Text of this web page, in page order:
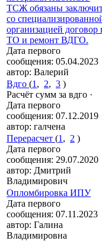
ТСЖ обязаны
со
организацией договор
ТО и ремонт ВДГО.
Дата первого
сообщения: 05.04.2023
автор: Валерий
Вдго (1 , 2, 3 )
Расчёт сумм за вдго ·
Дата первого
сообщения: 07.12.2019
автор: галчена
Перерасчет (1 , 2 )
Дата первого
сообщения: 29.07.2020
автор: Дмитрий
Владимирович
Опломбировка ИПУ
Дата первого
сообщения: 07.11.2023
автор: Галина
Владимировна